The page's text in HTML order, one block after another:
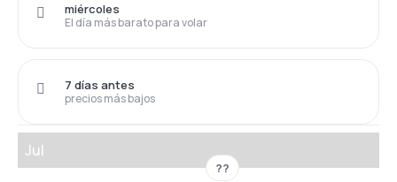
El día más barato para volar
miércoles
precios más bajos
7 días antes
Jul
??